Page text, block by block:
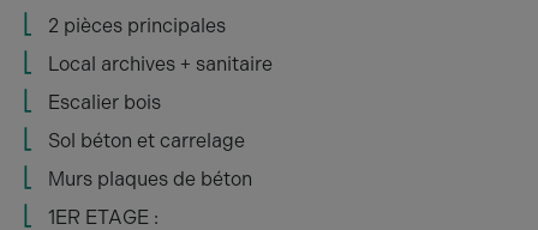
2 pièces principales
Local archives + sanitaire
Escalier bois
Sol béton et carrelage
Murs plaques de béton
1ER ETAGE :